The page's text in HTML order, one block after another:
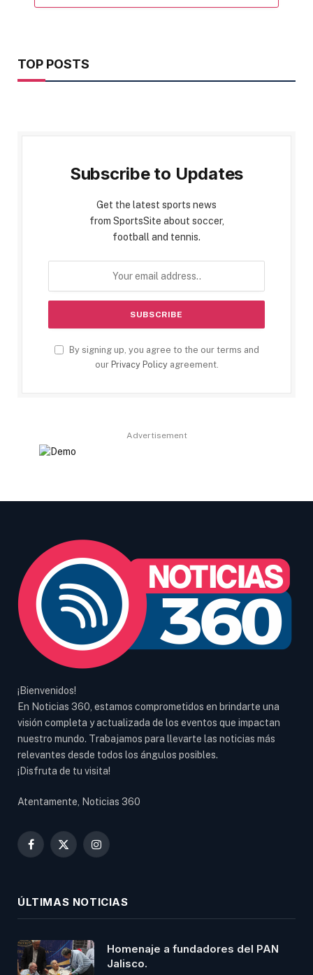
TOP POSTS
Subscribe to Updates
Get the latest sports news
from SportsSite about soccer,
football and tennis.
By signing up, you agree to the our terms and
our Privacy Policyagreement.
Advertisement
¡Bienvenidos!
En Noticias 360, estamos comprometidos en brindarte una
visión completa y actualizada de los eventos que impactan
nuestro mundo. Trabajamos para llevarte las noticias más
relevantes desde todos los ángulos posibles.
¡Disfruta de tu visita!
Atentamente, Noticias 360
Facebook
X
Instagram
ÚLTIMAS NOTICIAS
Homenaje a fundadores del PAN
Jalisco.